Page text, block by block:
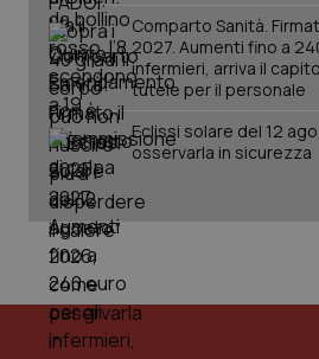
Comparto Sanità.
2027. Aumenti fino a
infermieri, arriva il
tutele per il personale
Eclissi solare del 12
osservarla in sicurezza